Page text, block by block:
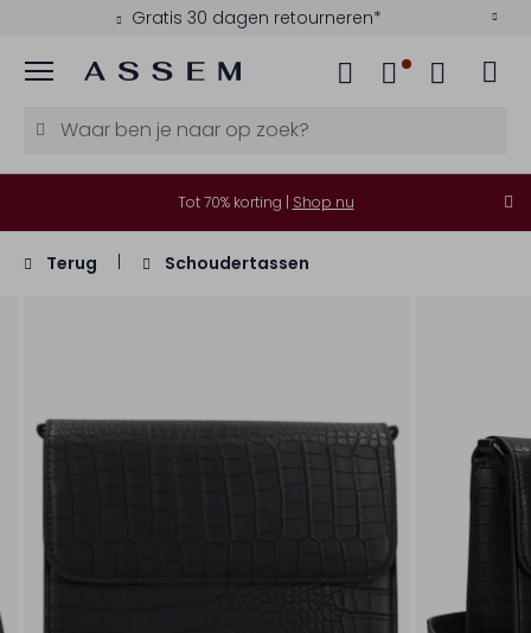
Gratis 30 dagen retourneren*
Menu
Tot 70% korting | Shop nu
Terug Schoudertassen